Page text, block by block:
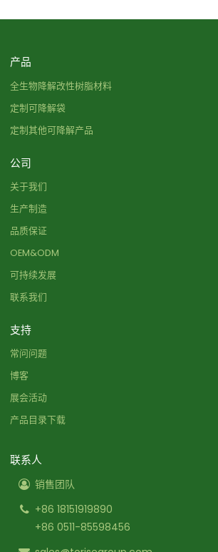
产品
全生物降解改性树脂材料
定制可降解袋
定制其他可降解产品
公司
关于我们
生产制造
品质保证
OEM&ODM
可持续发展
联系我们
支持
常问问题
博客
展会活动
产品目录下载
联系人
销售团队
+86 18151919890
+86 0511-85598456